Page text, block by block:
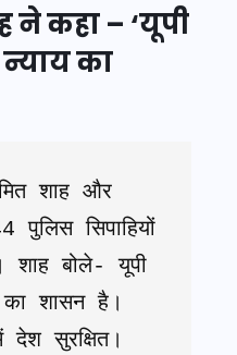
ने कहा – ‘यूपी
का
शाह और
सिपाहियों
शाह बोले- यूपी
शासन है।
सुरक्षित।